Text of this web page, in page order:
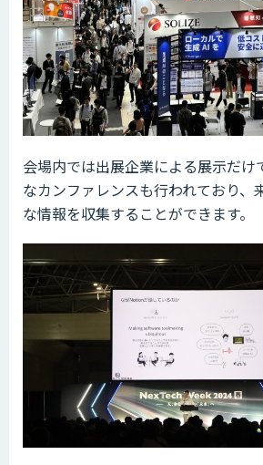
会場内では出展企業による展示だけ
なカンファレンスも行われており、
な情報を収集することができます。